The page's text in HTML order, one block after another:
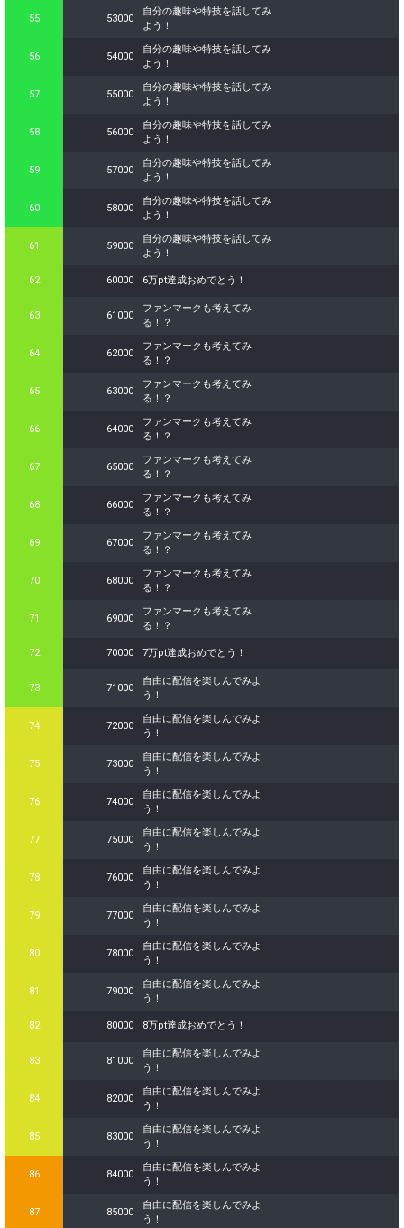
55 53000
自分の趣味や特技を話してみ
よう！
56 54000
自分の趣味や特技を話してみ
よう！
57 55000
自分の趣味や特技を話してみ
よう！
58 56000
自分の趣味や特技を話してみ
よう！
59 57000
自分の趣味や特技を話してみ
よう！
60 58000
自分の趣味や特技を話してみ
よう！
61 59000
自分の趣味や特技を話してみ
よう！
62 60000 6万pt達成おめでとう！
63 61000
ファンマークも考えてみ
る！？
64 62000
ファンマークも考えてみ
る！？
65 63000
ファンマークも考えてみ
る！？
66 64000
ファンマークも考えてみ
る！？
67 65000
ファンマークも考えてみ
る！？
68 66000
ファンマークも考えてみ
る！？
69 67000
ファンマークも考えてみ
る！？
70 68000
ファンマークも考えてみ
る！？
71 69000
ファンマークも考えてみ
る！？
72 70000 7万pt達成おめでとう！
73 71000
自由に配信を楽しんでみよ
う！
74 72000
自由に配信を楽しんでみよ
う！
75 73000
自由に配信を楽しんでみよ
う！
76 74000
自由に配信を楽しんでみよ
う！
77 75000
自由に配信を楽しんでみよ
う！
78 76000
自由に配信を楽しんでみよ
う！
79 77000
自由に配信を楽しんでみよ
う！
80 78000
自由に配信を楽しんでみよ
う！
81 79000
自由に配信を楽しんでみよ
う！
82 80000 8万pt達成おめでとう！
83 81000
自由に配信を楽しんでみよ
う！
84 82000
自由に配信を楽しんでみよ
う！
85 83000
自由に配信を楽しんでみよ
う！
86 84000
自由に配信を楽しんでみよ
う！
87 85000
自由に配信を楽しんでみよ
う！